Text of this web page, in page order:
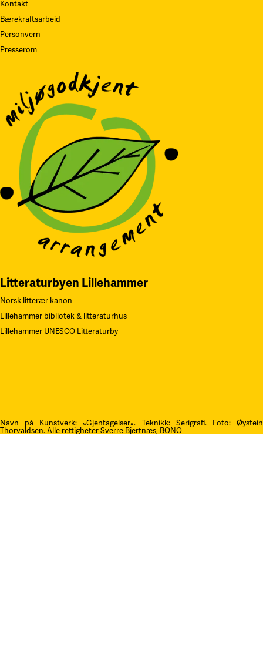
Kontakt
Bærekraftsarbeid
Personvern
Presserom
Litteraturbyen Lillehammer
Norsk litterær kanon
Lillehammer bibliotek & litteraturhus
Lillehammer UNESCO Litteraturby
Navn på Kunstverk: «Gjentagelser». Teknikk: Serigrafi. Foto: Øystein
Thorvaldsen. Alle rettigheter Sverre Bjertnæs, BONO